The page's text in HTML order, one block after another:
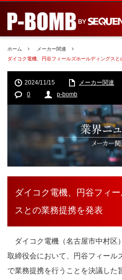
ホーム
メーカー関連
ダイコク電機、円谷フィールズホールディングスと
2024/11/15 メーカー関連
0
p-bomb
ダイコク電機、円谷フィ
スとの業務提携を発表
ダイコク電機（名古屋市中村区
取締役会において、円谷フィール
で業務提携を行うことを決議した